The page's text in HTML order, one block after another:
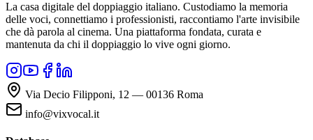
La casa digitale del doppiaggio italiano. Custodiamo la memoria
delle voci, connettiamo i professionisti, raccontiamo l'arte invisibile
che dà parola al cinema. Una piattaforma fondata, curata e
mantenuta da chi il doppiaggio lo vive ogni giorno.
Via Decio Filipponi, 12 — 00136 Roma
info@vixvocal.it